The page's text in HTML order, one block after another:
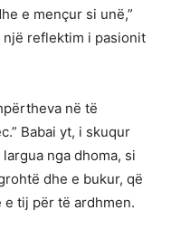
e mençur si unë,”
reflektim i pasionit
në të
Babai yt, i skuqur
nga dhoma, si
dhe e bukur, që
tij për të ardhmen.